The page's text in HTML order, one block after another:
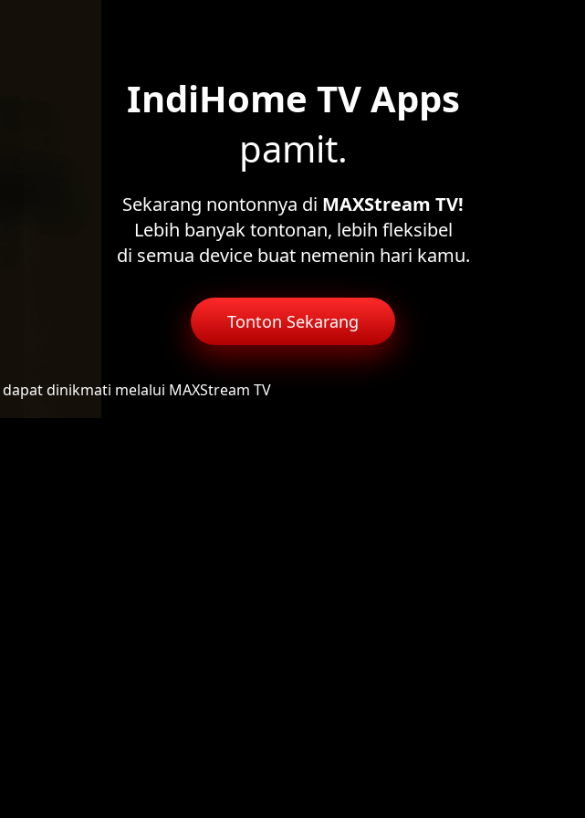
IndiHome TV Apps
pamit.
Sekarang nontonnya di MAXStream TV!
Lebih banyak tontonan, lebih fleksibel
di semua device buat nemenin hari kamu.
Tonton Sekarang
dapat dinikmati melalui MAXStream TV